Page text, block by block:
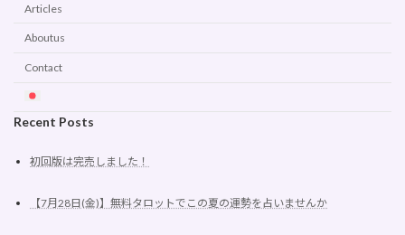
Articles
Aboutus
Contact
Recent Posts
初回版は完売しました！
【7月28日(金)】無料タロットでこの夏の運勢を占いませんか